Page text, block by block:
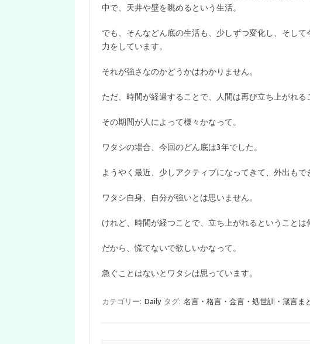
中で、天井や壁を眺めるという生活。
でも、そんなどん底の生活も、少しずつ変化し、そし
力をしています。
それが強さなのかどうかはわかりません。
ただ、時間が経過することで、人間は再び立ち上がれる
その期間が人によって様々かなって。
ワタシの場合、今回のどん底は3年でした。
ようやく最近、少しアクティブになってきて、外出もで
ワタシ自身、自分が強いとは思いません。
けれど、時間が経つことで、立ち上がれるということは
だから、慌てないで欲しいかなって。
急ぐことはないとワタシは思っています。
カテゴリー: Daily タグ: 名言・格言・金言・処世訓・箴言ま